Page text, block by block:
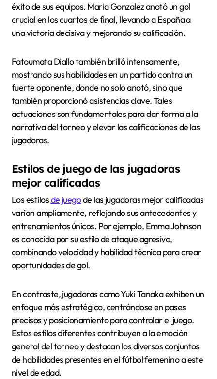
éxito de sus equipos. Maria Gonzalez anotó un gol
crucial en los cuartos de final, llevando a España a
una victoria decisiva y mejorando su calificación.
Fatoumata Diallo también brilló intensamente,
mostrando sus habilidades en un partido contra un
fuerte oponente, donde no solo anotó, sino que
también proporcionó asistencias clave. Tales
actuaciones son fundamentales para dar forma a la
narrativa del torneo y elevar las calificaciones de las
jugadoras.
Estilos de juego de las jugadoras
mejor calificadas
Los estilosde juegode las jugadoras mejor calificadas
varían ampliamente, reflejando sus antecedentes y
entrenamientos únicos. Por ejemplo, Emma Johnson
es conocida por su estilo de ataque agresivo,
combinando velocidad y habilidad técnica para crear
oportunidades de gol.
En contraste, jugadoras como Yuki Tanaka exhiben un
enfoque más estratégico, centrándose en pases
precisos y posicionamiento para controlar el juego.
Estos estilos diferentes contribuyen a la emoción
general del torneo y destacan los diversos conjuntos
de habilidades presentes en el fútbol femenino a este
nivel de edad.